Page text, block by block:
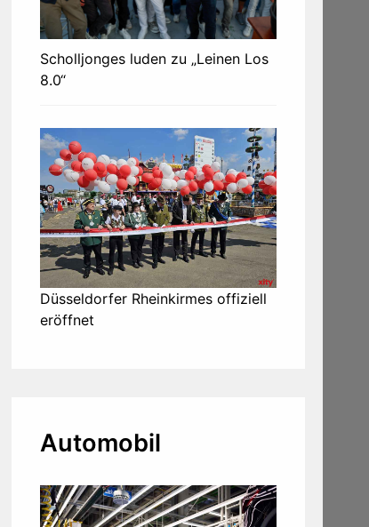
Scholljonges luden zu „Leinen Los
8.0“
Düsseldorfer Rheinkirmes offiziell
eröffnet
Automobil